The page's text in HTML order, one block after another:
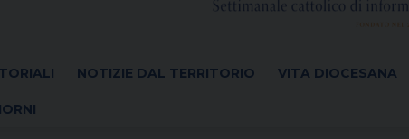
NOTIZIE DAL TERRITORIO VITA DIOCESANA